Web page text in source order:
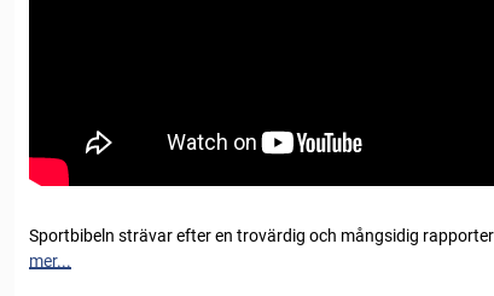
Sportbibeln strävar efter en trovärdig och mångsidig
mer...